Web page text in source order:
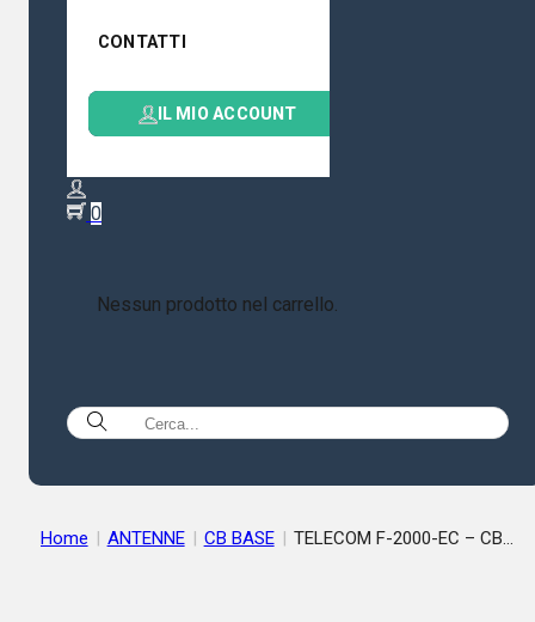
CONTATTI
IL MIO ACCOUNT
0
Nessun prodotto nel carrello.
Home | ANTENNE | CB BASE | TELECOM F-2000-EC – CB